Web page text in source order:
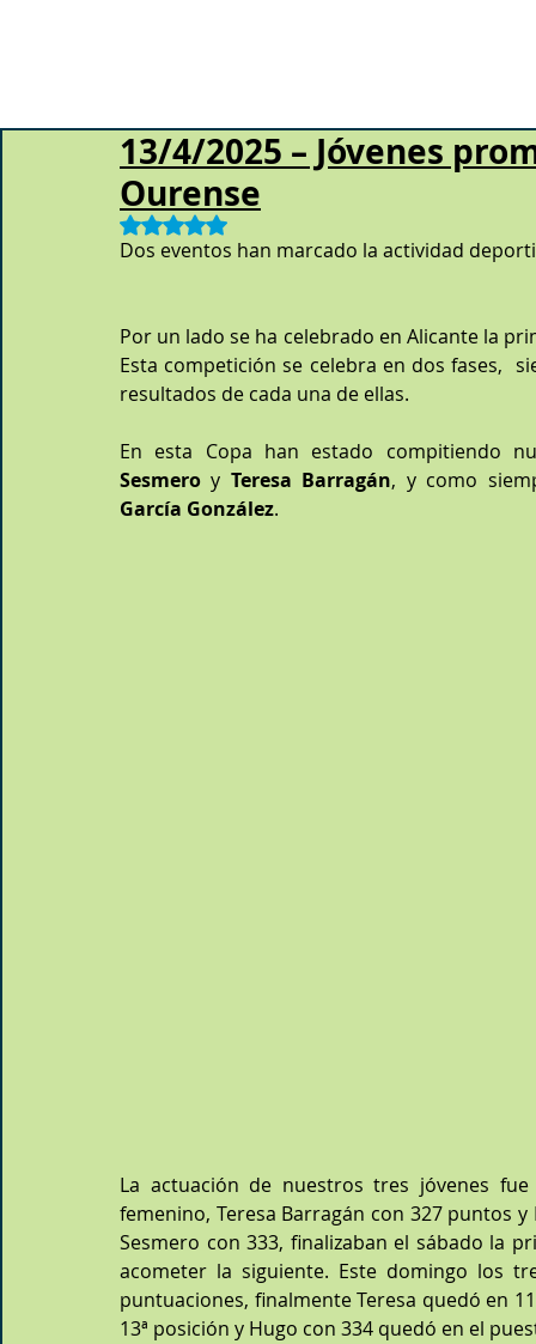
13/4/2025 – Jóvenes
Ourense
Obtuvo NaN de 5 estrellas.
Dos eventos han marcado la actividad
Por un lado se ha celebrado en Alicante la
Esta competición se celebra en dos fases,
resultados de cada una de ellas.
En esta Copa han estado compitiendo
Sesmero y Teresa Barragán, y como
García González.
La actuación de nuestros tres jóvenes
femenino, Teresa Barragán con 327 puntos
Sesmero con 333, finalizaban el sábado la
acometer la siguiente. Este domingo los
puntuaciones, finalmente Teresa quedó en
13ª posición y Hugo con 334 quedó en el